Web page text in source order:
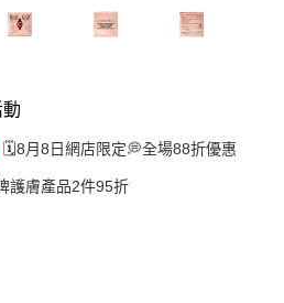
🗓️8月8日網店限定💭全場88折優惠
護膚產品2件95折